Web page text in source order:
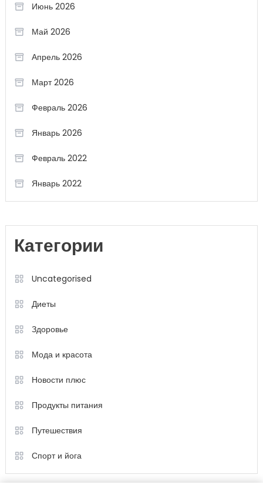
Июнь 2026
Май 2026
Апрель 2026
Март 2026
Февраль 2026
Январь 2026
Февраль 2022
Январь 2022
Категории
Uncategorised
Диеты
Здоровье
Мода и красота
Новости плюс
Продукты питания
Путешествия
Спорт и йога